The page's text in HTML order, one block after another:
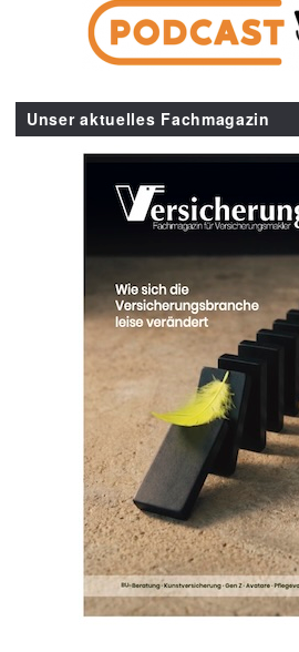
Unser aktuelles Fachmagazin